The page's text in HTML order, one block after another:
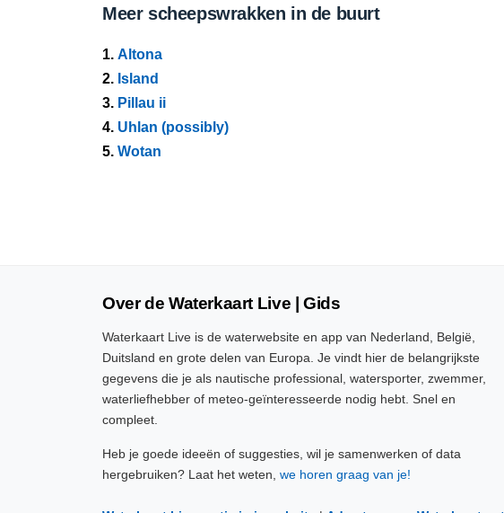
Meer scheepswrakken in de buurt
1. Altona
2. Island
3. Pillau ii
4. Uhlan (possibly)
5. Wotan
Over de Waterkaart Live | Gids
Waterkaart Live is de waterwebsite en app van Nederland, België,
Duitsland en grote delen van Europa. Je vindt hier de belangrijkste
gegevens die je als nautische professional, watersporter, zwemmer,
waterliefhebber of meteo-geïnteresseerde nodig hebt. Snel en
compleet.
Heb je goede ideeën of suggesties, wil je samenwerken of data
hergebruiken? Laat het weten, we horen graag van je!